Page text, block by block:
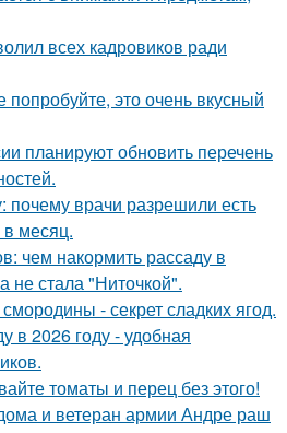
всех кадровиков ради
попробуйте, это очень вкусный
планируют обновить перечень
врачи разрешили есть
месяц.
чем накормить рассаду в
не стала "Ниточкой".
- секрет сладких ягод.
в 2026 году - удобная
томаты и перец без этого!
и ветеран армии Андре раш